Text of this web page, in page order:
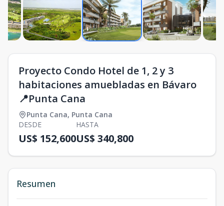
Proyecto Condo Hotel de 1, 2 y 3
habitaciones amuebladas en Bávaro
📍Punta Cana
Punta Cana, Punta Cana
DESDE
US$ 152,600
HASTA
US$ 340,800
Resumen